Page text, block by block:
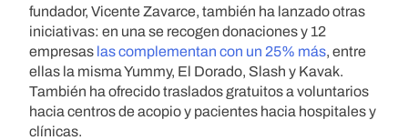
fundador, Vicente Zavarce, también ha lanzado otras
iniciativas: en una se recogen donaciones y 12
empresas las complementan con un 25% más, entre
ellas la misma Yummy, El Dorado, Slash y Kavak.
También ha ofrecido traslados gratuitos a voluntarios
hacia centros de acopio y pacientes hacia hospitales y
clínicas.